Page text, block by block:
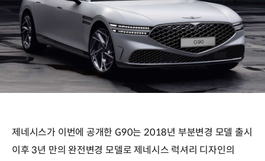
제네시스가 이번에 공개한 G90는 2018년 부분변경 모델 출시
이후 3년 만의 완전변경 모델로 제네시스 럭셔리 디자인의